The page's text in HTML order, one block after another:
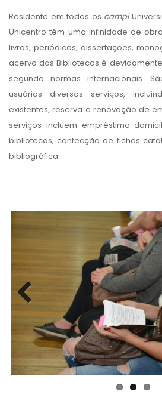
Residente em todos os campi
Unicentro têm uma infinidade de
livros, periódicos, dissertações,
acervo das Bibliotecas é
segundo normas internacionais.
usuários diversos serviços,
existentes, reserva e renovação de
serviços incluem empréstimo
bibliotecas, confecção de fichas
bibliográfica.
Previous